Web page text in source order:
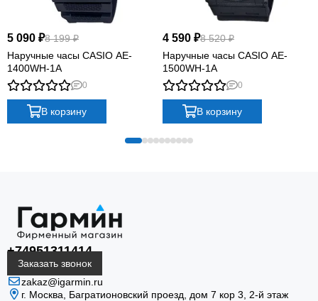
5 090 ₽8 199 ₽
Наручные часы CASIO AE-
1400WH-1A
0
В корзину
4 590 ₽8 520 ₽
Наручные часы CASIO AE-
1500WH-1A
0
В корзину
+74951311414
Заказать звонок
zakaz@igarmin.ru
г. Москва, Багратионовский проезд, дом 7 кор 3, 2-й этаж